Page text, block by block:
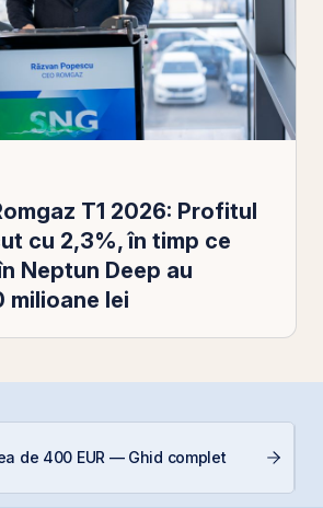
T1 2026: Profitul
cu 2,3%, în timp ce
Neptun Deep au
milioane lei
de 400 EUR — Ghid complet